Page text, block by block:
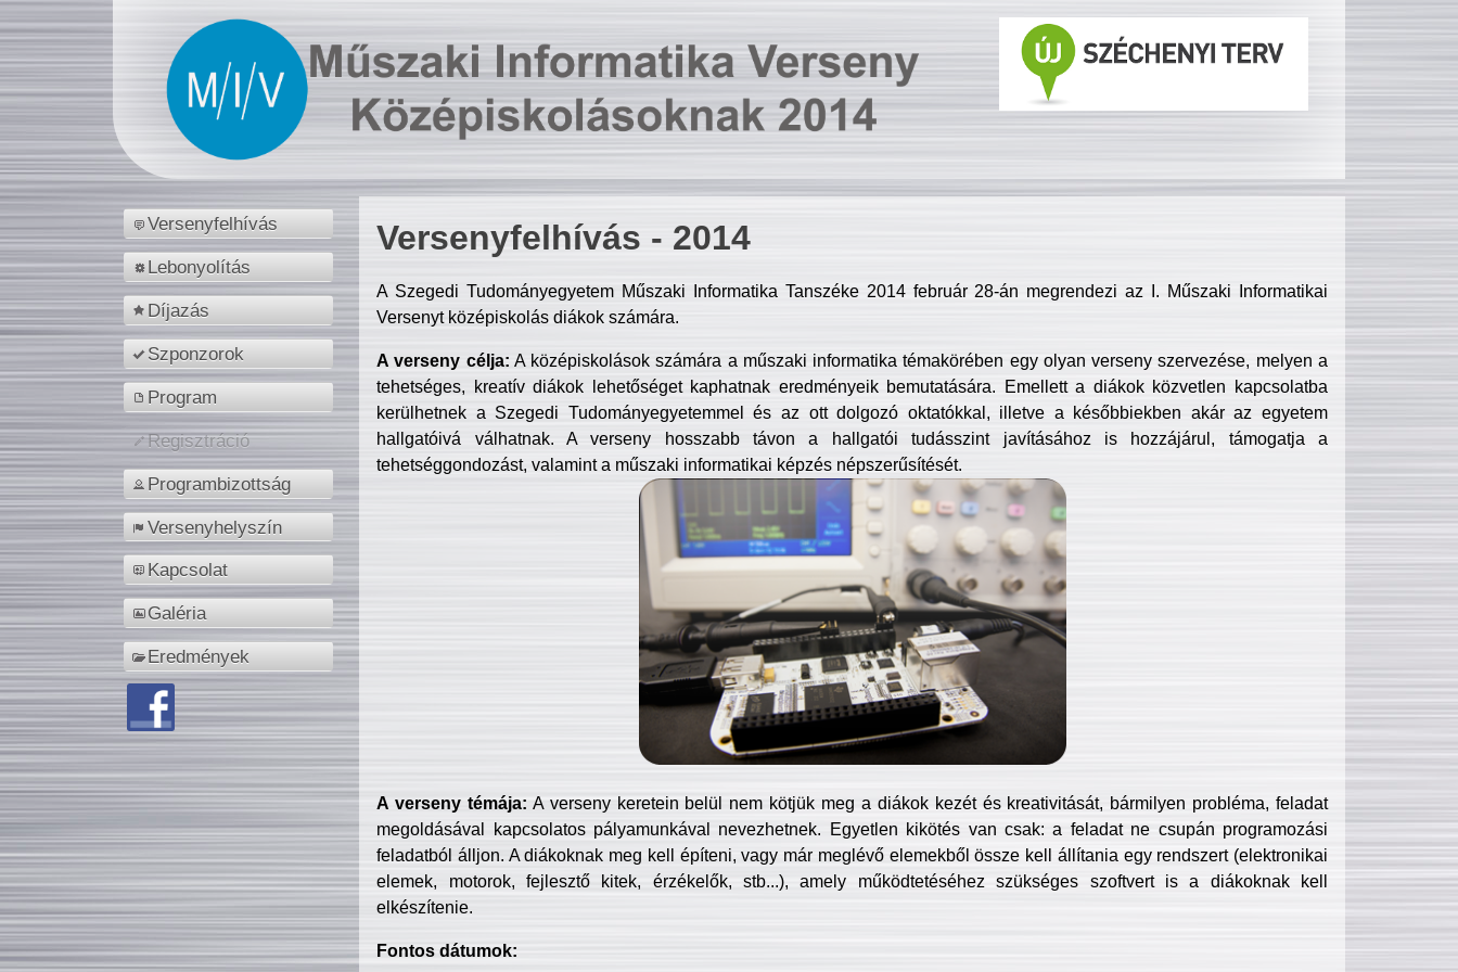
Versenyfelhívás
Lebonyolítás
Díjazás
Szponzorok
Program
Regisztráció
Programbizottság
Versenyhelyszín
Kapcsolat
Galéria
Eredmények
Versenyfelhívás - 2014
A Szegedi Tudományegyetem Műszaki Informatika Tanszéke 2014 február 28-án megrendezi az I. Műszaki Informatikai
Versenyt középiskolás diákok számára.
A verseny célja: A középiskolások számára a műszaki informatika témakörében egy olyan verseny szervezése, melyen a
tehetséges, kreatív diákok lehetőséget kaphatnak eredményeik bemutatására. Emellett a diákok közvetlen kapcsolatba
kerülhetnek a Szegedi Tudományegyetemmel és az ott dolgozó oktatókkal, illetve a későbbiekben akár az egyetem
hallgatóivá válhatnak. A verseny hosszabb távon a hallgatói tudásszint javításához is hozzájárul, támogatja a
tehetséggondozást, valamint a műszaki informatikai képzés népszerűsítését.
A verseny témája: A verseny keretein belül nem kötjük meg a diákok kezét és kreativitását, bármilyen probléma, feladat
megoldásával kapcsolatos pályamunkával nevezhetnek. Egyetlen kikötés van csak: a feladat ne csupán programozási
feladatból álljon. A diákoknak meg kell építeni, vagy már meglévő elemekből össze kell állítania egy rendszert (elektronikai
elemek, motorok, fejlesztő kitek, érzékelők, stb...), amely működtetéséhez szükséges szoftvert is a diákoknak kell
elkészítenie.
Fontos dátumok: